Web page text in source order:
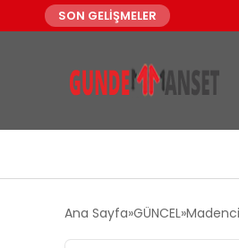
SON GELİŞMELER
Ana Sayfa GÜNCEL